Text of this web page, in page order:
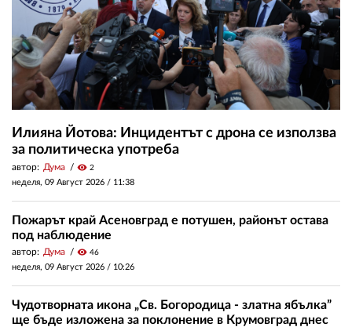
Илияна Йотова: Инцидентът с дрона се използва
за политическа употреба
автор: Дума visibility 2
неделя, 09 Август 2026 / 11:38
Пожарът край Асеновград е потушен, районът остава
под наблюдение
автор: Дума visibility 46
неделя, 09 Август 2026 / 10:26
Чудотворната икона „Св. Богородица - златна ябълка”
ще бъде изложена за поклонение в Крумовград днес